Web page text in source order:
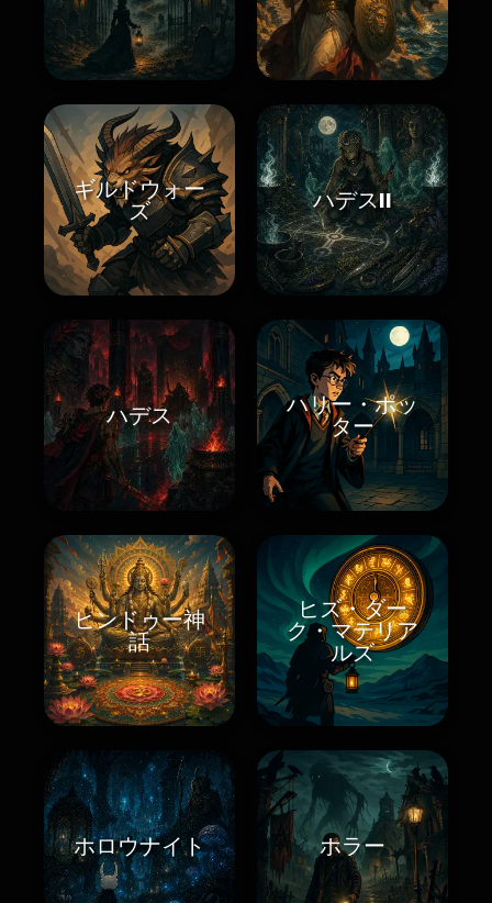
ギルドウォー
ズ
ハデスII
ハデス
ハリー・ポッ
ター
ヒンドゥー神
話
ヒズ・ダー
ク・マテリア
ルズ
ホロウナイト ホラー